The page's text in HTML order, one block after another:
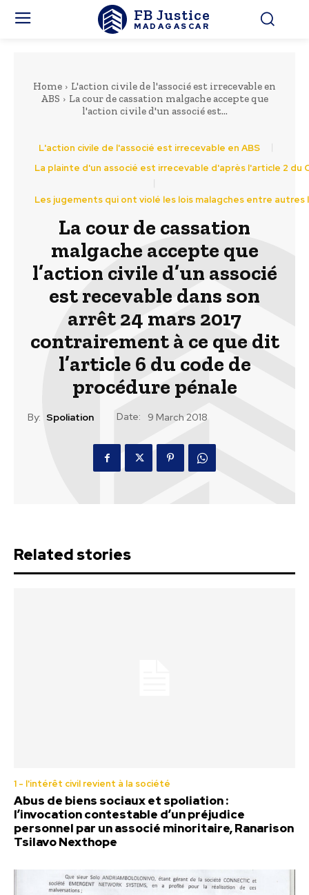
FB Justice
MADAGASCAR
Home
L'action civile de l'associé est irrecevable en
ABS
La cour de cassation malgache accepte que
l'action civile d'un associé est...
L'action civile de l'associé est irrecevable en ABS
La plainte d'un associé est irrecevable d'après l'article 2 du
Les jugements qui ont violé les lois malagches entre autres
La cour de cassation
malgache accepte que
l’action civile d’un associé
est recevable dans son
arrêt 24 mars 2017
contrairement à ce que dit
l’article 6 du code de
procédure pénale
By: Spoliation Date: 9 March 2018
Related stories
1 - l'intérêt civil revient à la société
Abus de biens sociaux et spoliation :
l’invocation contestable d’un préjudice
personnel par un associé minoritaire, Ranarison
Tsilavo Nexthope